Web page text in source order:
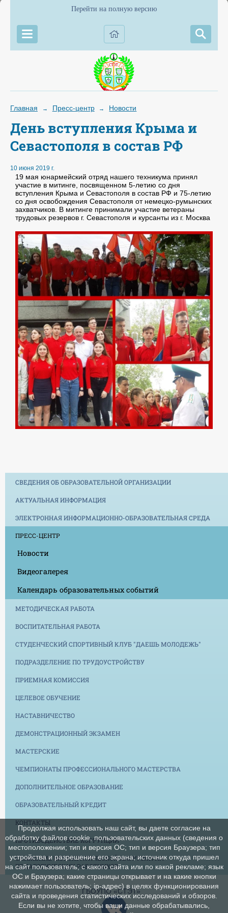
Перейти на полную версию
Главная → Пресс-центр → Новости
День вступления Крыма и
Севастополя в состав РФ
10 июня 2019 г.
19 мая юнармейский отряд нашего техникума принял
участие в митинге, посвященном 5-летию со дня
вступления Крыма и Севастополя в состав РФ и 75-летию
со дня освобождения Севастополя от немецко-румынских
захватчиков. В митинге принимали участие ветераны
трудовых резервов г. Севастополя и курсанты из г. Москва
СВЕДЕНИЯ ОБ ОБРАЗОВАТЕЛЬНОЙ ОРГАНИЗАЦИИ
АКТУАЛЬНАЯ ИНФОРМАЦИЯ
ЭЛЕКТРОННАЯ ИНФОРМАЦИОННО-ОБРАЗОВАТЕЛЬНАЯ СРЕДА
ПРЕСС-ЦЕНТР
Новости
Видеогалерея
Календарь образовательных событий
МЕТОДИЧЕСКАЯ РАБОТА
ВОСПИТАТЕЛЬНАЯ РАБОТА
СТУДЕНЧЕСКИЙ СПОРТИВНЫЙ КЛУБ "ДАЕШЬ МОЛОДЕЖЬ"
ПОДРАЗДЕЛЕНИЕ ПО ТРУДОУСТРОЙСТВУ
ПРИЕМНАЯ КОМИССИЯ
ЦЕЛЕВОЕ ОБУЧЕНИЕ
НАСТАВНИЧЕСТВО
ДЕМОНСТРАЦИОННЫЙ ЭКЗАМЕН
МАСТЕРСКИЕ
ЧЕМПИОНАТЫ ПРОФЕССИОНАЛЬНОГО МАСТЕРСТВА
ДОПОЛНИТЕЛЬНОЕ ОБРАЗОВАНИЕ
ОБРАЗОВАТЕЛЬНЫЙ КРЕДИТ
КОНТАКТЫ
ПРОТИВОДЕЙСТВИЕ КОРРУПЦИИ
СНИЖЕНИЕ БЮРОКРАТИЧЕСКОЙ НАГРУЗКИ НА
ПЕДАГОГИЧЕСКИХ РАБОТНИКОВ
ГБОУПО «СТЭТ»
Продолжая использовать наш сайт, вы даете согласие на
обработку файлов cookie, пользовательских данных (сведения о
местоположении; тип и версия ОС; тип и версия Браузера; тип
устройства и разрешение его экрана; источник откуда пришел
на сайт пользователь; с какого сайта или по какой рекламе; язык
ОС и Браузера; какие страницы открывает и на какие кнопки
нажимает пользователь; ip-адрес) в целях функционирования
сайта и проведения статистических исследований и обзоров.
Если вы не хотите, чтобы ваши данные обрабатывались,